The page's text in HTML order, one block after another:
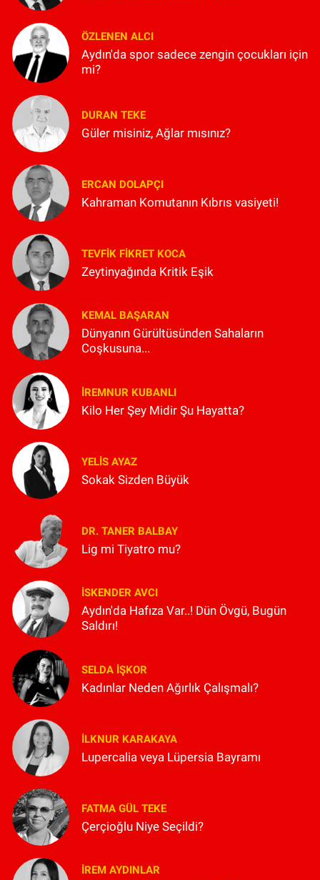
ÖZLENEN ALCI
Aydın'da spor sadece zengin çocukları için
mi?
DURAN TEKE
Güler misiniz, Ağlar mısınız?
ERCAN DOLAPÇI
Kahraman Komutanın Kıbrıs vasiyeti!
TEVFIK FIKRET KOCA
Zeytinyağında Kritik Eşik
KEMAL BAŞARAN
Dünyanın Gürültüsünden Sahaların
Coşkusuna...
İREMNUR KUBANLI
Kilo Her Şey Midir Şu Hayatta?
YELIS AYAZ
Sokak Sizden Büyük
DR. TANER BALBAY
Lig mi Tiyatro mu?
İSKENDER AVCI
Aydın'da Hafıza Var..! Dün Övgü, Bugün
Saldırı!
SELDA İŞKOR
Kadınlar Neden Ağırlık Çalışmalı?
İLKNUR KARAKAYA
Lupercalia veya Lüpersia Bayramı
FATMA GÜL TEKE
Çerçioğlu Niye Seçildi?
İREM AYDINLAR